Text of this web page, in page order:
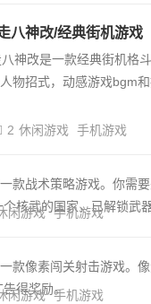
八神改/经典街机游戏
神改是一款经典街机格
物招式，动感游戏bgm
2 休闲游戏 手机游戏
款战术策略游戏。你需
核武的国家，已解锁武器
闲游戏 手机游戏
款像素闯关射击游戏。
得奖励。
闲游戏 手机游戏